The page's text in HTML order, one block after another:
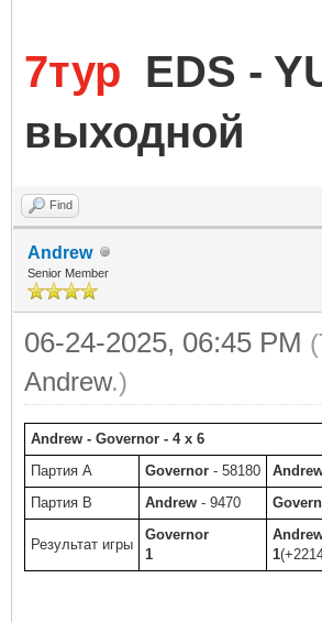
7тур EDS -
выходной
Find
Andrew
Senior Member
06-24-2025, 06:45 PM
Andrew.)
Andrew - Governor - 4 x 6
Партия A
Governor - 58180
Партия B
Andrew - 9470
Результат игры
Governor
1
1